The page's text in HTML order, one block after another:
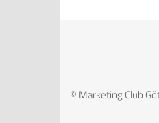
© Marketing Club